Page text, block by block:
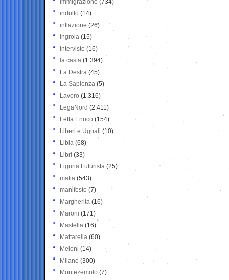
Immigrazione (734)
indulto (14)
inflazione (26)
Ingroia (15)
Interviste (16)
la casta (1.394)
La Destra (45)
La Sapienza (5)
Lavoro (1.316)
LegaNord (2.411)
Letta Enrico (154)
Liberi e Uguali (10)
Libia (68)
Libri (33)
Liguria Futurista (25)
mafia (543)
manifesto (7)
Margherita (16)
Maroni (171)
Mastella (16)
Mattarella (60)
Meloni (14)
Milano (300)
Montezemolo (7)